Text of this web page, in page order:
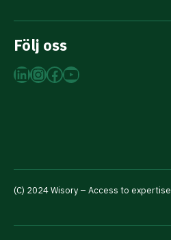
Följ oss
LinkedIn
Instagram
Facebook
YouTube
(C) 2024 Wisory – Access to expertise